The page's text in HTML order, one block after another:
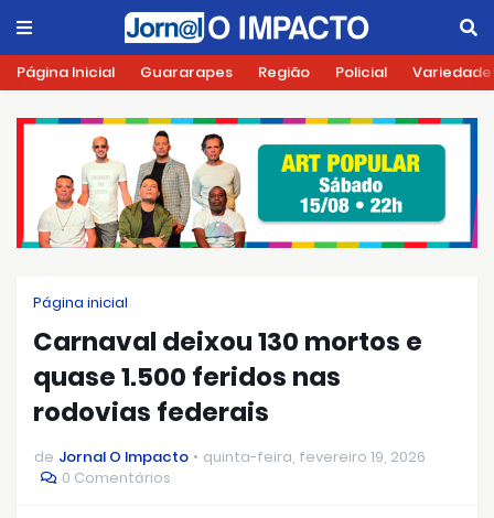
Página Inicial Guararapes Região Policial
Página inicial
Carnaval deixou 130 mortos e
quase 1.500 feridos nas
rodovias federais
de Jornal O Impacto
quinta-feira, fevereiro 19, 2026
0 Comentários